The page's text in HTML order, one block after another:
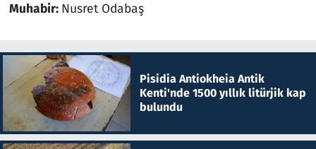
Muhabir: Nusret Odabaş
Pisidia Antiokheia Antik
Kenti'nde 1500 yıllık litürjik kap
bulundu